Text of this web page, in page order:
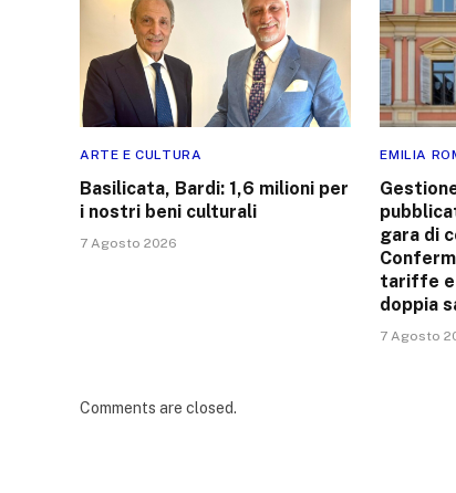
ARTE E CULTURA
Basilicata, Bardi: 1,6 milioni per
i nostri beni culturali
7 Agosto 2026
EMILIA
gara di
tariffe e
doppia
7 Agosto
Comments are closed.